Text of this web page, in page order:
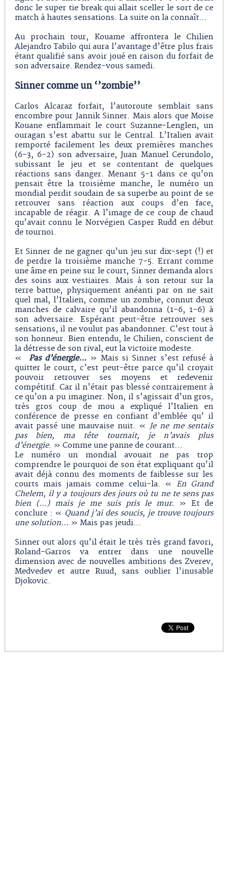
donc le super tie break qui allait sceller le sort de ce
match à hautes sensations. La suite on la connaît...
Au prochain tour, Kouame affrontera le Chilien
Alejandro Tabilo qui aura l’avantage d’être plus frais
étant qualifié sans avoir joué en raison du forfait de
son adversaire. Rendez-vous samedi.
Sinner comme un ‘’zombie’’
Carlos Alcaraz forfait, l’autoroute semblait sans
encombre pour Jannik Sinner. Mais alors que Moise
Kouane enflammait le court Suzanne-Lenglen, un
ouragan s’est abattu sur le Central. L’Italien avait
remporté facilement les deux premières manches
(6-3, 6-2) son adversaire, Juan Manuel Cerundolo,
subissant le jeu et se contentant de quelques
réactions sans danger. Menant 5-1 dans ce qu’on
pensait être la troisième manche, le numéro un
mondial perdit soudain de sa superbe au point de se
retrouver sans réaction aux coups d’en face,
incapable de réagir. A l’image de ce coup de chaud
qu’avait connu le Norvégien Casper Rudd en début
de tournoi.
Et Sinner de ne gagner qu’un jeu sur dix-sept (!) et
de perdre la troisième manche 7-5. Errant comme
une âme en peine sur le court, Sinner demanda alors
des soins aux vestiaires. Mais à son retour sur la
terre battue, physiquement anéanti par on ne sait
quel mal, l’Italien, comme un zombie, connut deux
manches de calvaire qu’il abandonna (1-6, 1-6) à
son adversaire. Espérant peut-être retrouver ses
sensations, il ne voulut pas abandonner. C’est tout à
son honneur. Bien entendu, le Chilien, conscient de
la détresse de son rival, eut la victoire modeste.
« Pas d’énergie... » Mais si Sinner s’est refusé à
quitter le court, c’est peut-être parce qu’il croyait
pouvoir retrouver ses moyens et redevenir
compétitif. Car il n’était pas blessé contrairement à
ce qu’on a pu imaginer. Non, il s’agissait d’un gros,
très gros coup de mou a expliqué l’Italien en
conférence de presse en confiant d’emblée qu’ il
avait passé une mauvaise nuit. « Je ne me sentais
pas bien, ma tête tournait, je n’avais plus
d’énergie. » Comme une panne de courant…
Le numéro un mondial avouait ne pas trop
comprendre le pourquoi de son état expliquant qu’il
avait déjà connu des moments de faiblesse sur les
courts mais jamais comme celui-la. «En Grand
Chelem, il y a toujours des jours où tu ne te sens pas
bien (…) mais je me suis pris le mur. » Et de
conclure : « Quand j’ai des soucis, je trouve toujours
une solution... » Mais pas jeudi...
Sinner out alors qu’il était le très très grand favori,
Roland-Garros va entrer dans une nouvelle
dimension avec de nouvelles ambitions des Zverev,
Medvedev et autre Ruud, sans oublier l’inusable
Djokovic.